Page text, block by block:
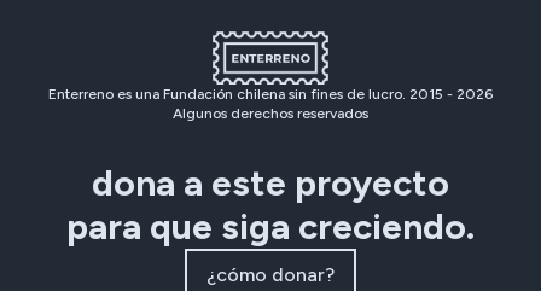
Enterreno es una Fundación chilena sin fines de lucro. 2015 - 2026
Algunos derechos reservados
dona a este proyecto
para que siga creciendo.
¿cómo donar?